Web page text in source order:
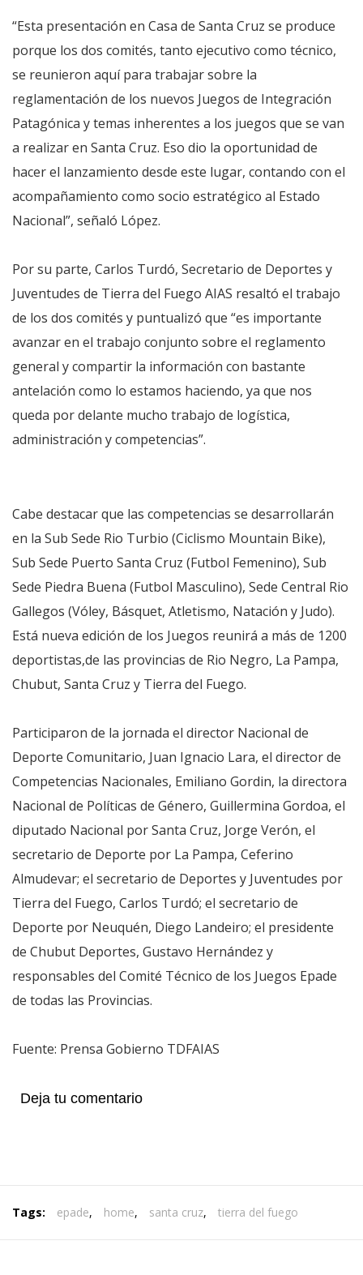
“Esta presentación en Casa de Santa Cruz se produce
porque los dos comités, tanto ejecutivo como técnico,
se reunieron aquí para trabajar sobre la
reglamentación de los nuevos Juegos de Integración
Patagónica y temas inherentes a los juegos que se van
a realizar en Santa Cruz. Eso dio la oportunidad de
hacer el lanzamiento desde este lugar, contando con el
acompañamiento como socio estratégico al Estado
Nacional”, señaló López.
Por su parte, Carlos Turdó, Secretario de Deportes y
Juventudes de Tierra del Fuego AIAS resaltó el trabajo
de los dos comités y puntualizó que “es importante
avanzar en el trabajo conjunto sobre el reglamento
general y compartir la información con bastante
antelación como lo estamos haciendo, ya que nos
queda por delante mucho trabajo de logística,
administración y competencias”.
Cabe destacar que las competencias se desarrollarán
en la Sub Sede Rio Turbio (Ciclismo Mountain Bike),
Sub Sede Puerto Santa Cruz (Futbol Femenino), Sub
Sede Piedra Buena (Futbol Masculino), Sede Central Rio
Gallegos (Vóley, Básquet, Atletismo, Natación y Judo).
Está nueva edición de los Juegos reunirá a más de 1200
deportistas,de las provincias de Rio Negro, La Pampa,
Chubut, Santa Cruz y Tierra del Fuego.
Participaron de la jornada el director Nacional de
Deporte Comunitario, Juan Ignacio Lara, el director de
Competencias Nacionales, Emiliano Gordin, la directora
Nacional de Políticas de Género, Guillermina Gordoa, el
diputado Nacional por Santa Cruz, Jorge Verón, el
secretario de Deporte por La Pampa, Ceferino
Almudevar; el secretario de Deportes y Juventudes por
Tierra del Fuego, Carlos Turdó; el secretario de
Deporte por Neuquén, Diego Landeiro; el presidente
de Chubut Deportes, Gustavo Hernández y
responsables del Comité Técnico de los Juegos Epade
de todas las Provincias.
Fuente: Prensa Gobierno TDFAIAS
Deja tu comentario
Tags: epade, home, santa cruz, tierra del fuego